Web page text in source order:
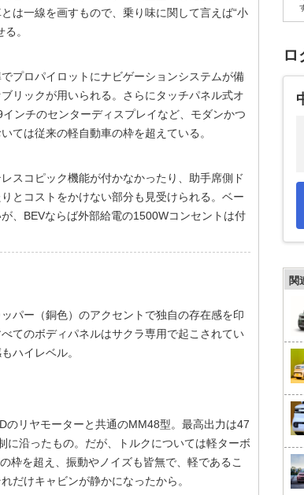
は一線を画すもので、乗り味に関して言えば“小
。
プロパイロットにナビゲーションシステムが備
リックが用いられる。さらにタッチパネル式オ
ンチのセンターディスプレイなど、モダンかつ
ては従来の軽自動車の枠を超えている。
スコピック機能が付かなかったり、助手席側ド
とコストをかけない部分も見受けられる。ベー
、BEVならば外部給電の1500Wコンセントは付
パー（銅色）のアクセントで独自の存在感を印
てのボディパネルはサクラ専用で起こされてい
ハイレベル。
リヤモーターと共通のMM48型。最高出力は47
沿ったもの。だが、トルクについては軽ターボ
枠を超え、振動やノイズも皆無で、軽であるこ
だけキャビンが静かになったから。
ロ
関